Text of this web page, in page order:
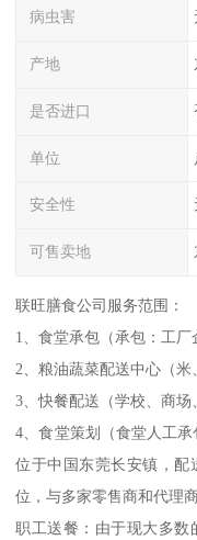
病虫害
产地
是否进口
单位
安全性
可售卖地
联旺膳食公司服务范围：
1、食堂承包（承包：工
2、粮油蔬菜配送中心（
3、快餐配送（学校、商
4、食堂策划（食堂人工
位于中国东莞长安镇，配
位，与多家零售商和代理
职工送餐：由于现大多数